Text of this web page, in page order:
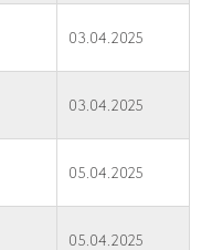
03.04.2025
03.04.2025
05.04.2025
05.04.2025